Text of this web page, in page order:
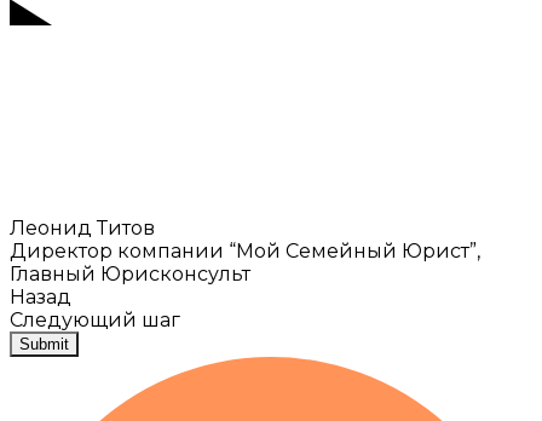
Леонид Титов
Директор компании “Мой Семейный Юрист”,
Главный Юрисконсульт
Назад
Следующий шаг